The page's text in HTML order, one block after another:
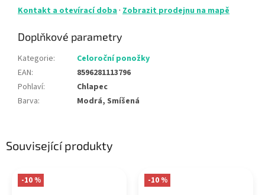
Související produkty
-10 % -10 %
Kontakt a otevírací doba · Zobrazit prodejnu na mapě
Doplňkové parametry
Kategorie:
Celoroční ponožky
EAN:
8596281113796
Pohlaví:
Chlapec
Barva: Modrá, Smíšená